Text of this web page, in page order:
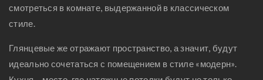
смотреться в комнате, выдержанной в классическом
стиле.
Глянцевые же отражают пространство, а значит, будут
идеально сочетаться с помещением в стиле «модерн».